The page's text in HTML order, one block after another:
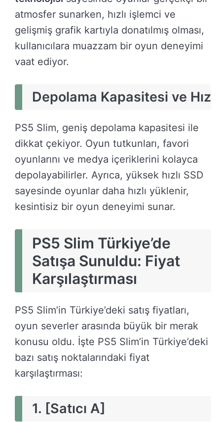
atmosfer sunarken, hızlı işlemci ve
gelişmiş grafik kartıyla donatılmış olması,
kullanıcılara muazzam bir oyun deneyimi
vaat ediyor.
Depolama Kapasitesi ve Hız
PS5 Slim, geniş depolama kapasitesi ile
dikkat çekiyor. Oyun tutkunları, favori
oyunlarını ve medya içeriklerini kolayca
depolayabilirler. Ayrıca, yüksek hızlı SSD
sayesinde oyunlar daha hızlı yüklenir,
kesintisiz bir oyun deneyimi sunar.
PS5 Slim Türkiye’de
Satışa Sunuldu: Fiyat
Karşılaştırması
PS5 Slim’in Türkiye’deki satış fiyatları,
oyun severler arasında büyük bir merak
konusu oldu. İşte PS5 Slim’in Türkiye’deki
bazı satış noktalarındaki fiyat
karşılaştırması:
1. [Satıcı A]